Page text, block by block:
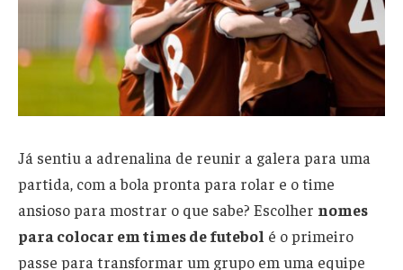
Já sentiu a adrenalina de reunir a galera para uma
partida, com a bola pronta para rolar e o time
ansioso para mostrar o que sabe? Escolher nomes
para colocar em times de futebol é o primeiro
passe para transformar um grupo em uma equipe